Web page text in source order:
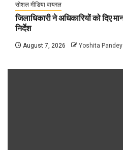
सोशल मीडिया वायरल
जिलाधिकारी ने अधिकारियों को दिए
निर्देश
August 7, 2026 Yoshita Pandey